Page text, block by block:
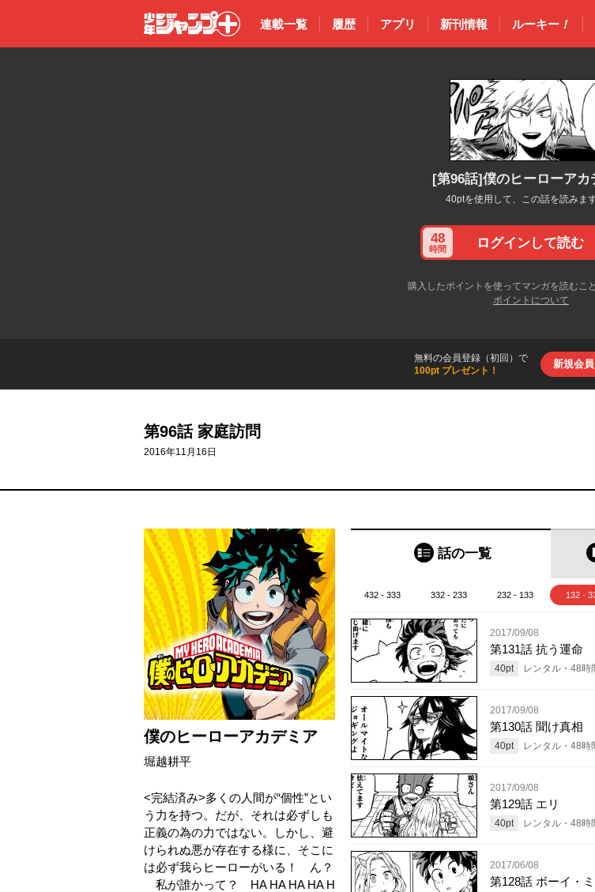
少年ジャン
連載一覧 履歴 アプリ 新刊情報 ルーキー！
[第96話]僕のヒーローアカ
40ptを使用して、この話を読みま
48
時間 ログインして読む
購入したポイントを使ってマンガを読むこ
ポイントについて
無料の会員登録（初回）で
100pt プレゼント！
新規会
第96話 家庭訪問
2016年11月16日
僕のヒーローアカデミア
堀越耕平
<完結済み>多くの人間が“個性”とい
う力を持つ。だが、それは必ずしも
正義の為の力ではない。しかし、避
けられぬ悪が存在する様に、そこに
は必ず我らヒーローがいる！ ん？
私が誰かって？ HA HA HA HA H
話の一覧
432 - 333 332 - 233 232 - 133 132 -
2017/09/08
第131話 抗う運命
40pt レンタル・ 48時
2017/09/08
第130話 聞け真相
40pt レンタル・ 48時
2017/09/08
第129話 エリ
40pt レンタル・ 48時
2017/06/08
第128話 ボーイ・